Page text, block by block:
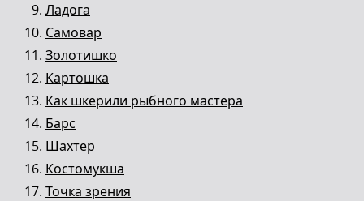
Ладога
Самовар
Золотишко
Картошка
Как шкерили рыбного мастера
Барс
Шахтер
Костомукша
Точка зрения